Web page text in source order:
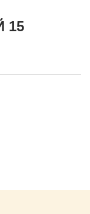
15